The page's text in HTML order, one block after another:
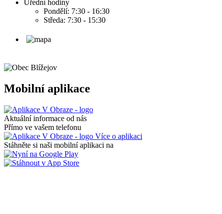
Úřední hodiny
Pondělí: 7:30 - 16:30
Středa: 7:30 - 15:30
Mobilní aplikace
Aktuální informace od nás
Přímo ve vašem telefonu
Více o aplikaci
Stáhněte si naši mobilní aplikaci na